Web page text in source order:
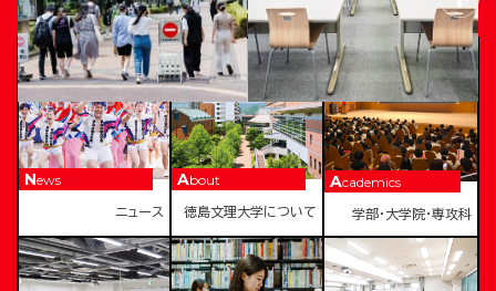
TOKUSHIMA BUNRI UNIVERSITY
News
ニュース
About
徳島文理大学について
Academics
学部・大学院・専攻科